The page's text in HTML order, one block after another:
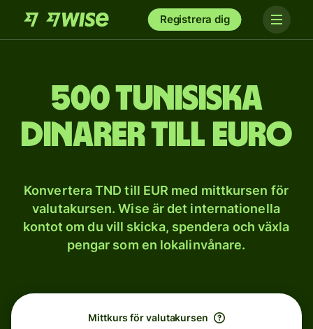
Registrera dig
500 tunisiska
dinarer till euro
Konvertera TND till EUR med mittkursen för
valutakursen. Wise är det internationella
kontot om du vill skicka, spendera och växla
pengar som en lokalinvånare.
Mittkurs för valutakursen